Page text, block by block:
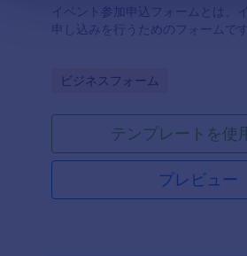
イベント参加申込フォームとは、
申し込みを行うためのフォームです
Go to Category:
ビジネスフォーム
テンプレートを使
プレビュー